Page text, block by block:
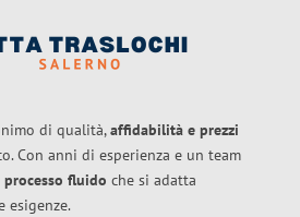
di qualità,affidabilità e prezzi
Con anni di esperienza e un team
processo fluido che si adatta
esigenze.